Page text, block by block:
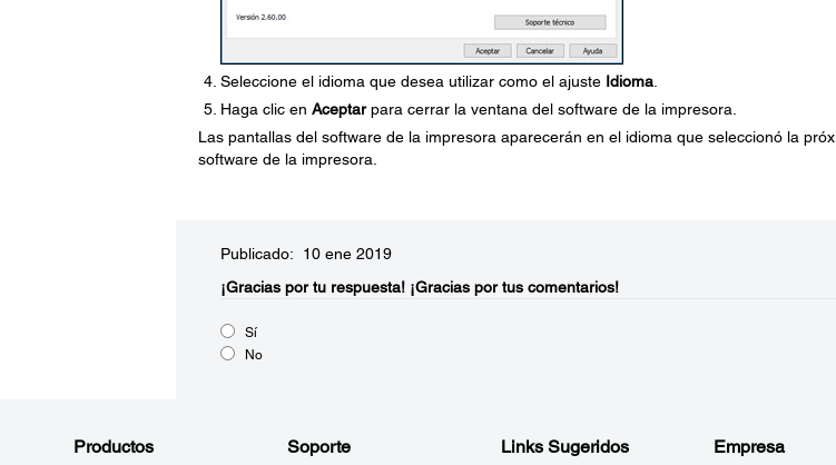
Seleccione el idioma que desea utilizar como el ajuste Idioma.
Haga clic en Aceptarpara cerrar la ventana del software de la impresora.
Las pantallas del software de la impresora aparecerán en el idioma que seleccionó la
software de la impresora.
Publicado: 10 ene 2019
¡Gracias por tu respuesta! ¡Gracias por tus comentarios!
Sí
No
Productos Soporte Links Sugeridos Empresa